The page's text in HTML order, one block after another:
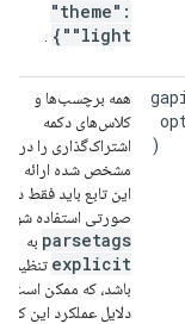
"theme":
"light"}
)
همه برچسب‌ها و
کلاس‌های دکمه
اشتراک‌گذاری را در
مشخص شده ارائه
این تابع باید فقط در
صورتی استفاده شود
parsetags به
explicit تنظیم
باشد، که ممکن است
دلایل عملکرد این کار